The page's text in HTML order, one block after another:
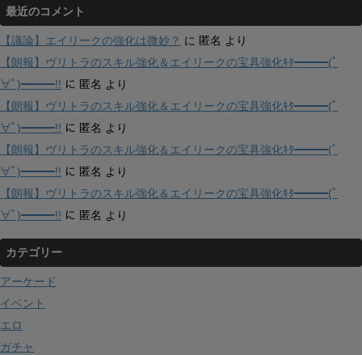
最近のコメント
【議論】エイリークの強化は微妙？ に 匿名 より
【朗報】ヴリトラのスキル強化＆エイリークの宝具強化ｷﾀ━━━(ﾟ
∀ﾟ)━━━!! に 匿名 より
【朗報】ヴリトラのスキル強化＆エイリークの宝具強化ｷﾀ━━━(ﾟ
∀ﾟ)━━━!! に 匿名 より
【朗報】ヴリトラのスキル強化＆エイリークの宝具強化ｷﾀ━━━(ﾟ
∀ﾟ)━━━!! に 匿名 より
【朗報】ヴリトラのスキル強化＆エイリークの宝具強化ｷﾀ━━━(ﾟ
∀ﾟ)━━━!! に 匿名 より
カテゴリー
アーケード
イベント
エロ
ガチャ